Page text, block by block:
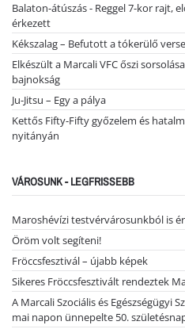
Balaton-átúszás - Reggel 7-kor rajt,
érkezett
Kékszalag – Befutott a tókerülő
Elkészült a Marcali VFC őszi
bajnokság
Ju-Jitsu – Egy a pálya
Kettős Fifty-Fifty győzelem és
nyitányán
VÁROSUNK - LEGFRISSEBB
Maroshévízi testvérvárosunkból is
Öröm volt segíteni!
Fröccsfesztivál – újabb képek
Sikeres Fröccsfesztivált rendeztek
A Marcali Szociális és Egészségügyi
mai napon ünnepelte 50.